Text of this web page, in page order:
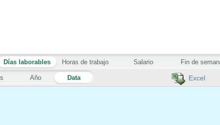
Excel
Año Data
Días laborables Horas de trabajo Salario Fin de